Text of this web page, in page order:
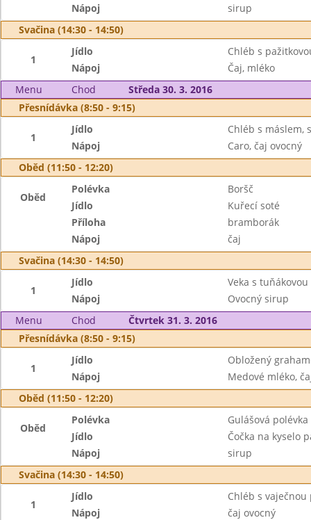
Nápoj
sirup
Svačina (14:30 - 14:50)
1
Jídlo
Chléb s
Nápoj
Čaj, mléko
Menu
Chod
Středa 30. 3. 2016
Přesnídávka (8:50 - 9:15)
1
Jídlo
Chléb s máslem,
Nápoj
Caro, čaj ovocný
Oběd (11:50 - 12:20)
Oběd
Polévka
Boršč
Jídlo
Kuřecí soté
Příloha
bramborák
Nápoj
čaj
Svačina (14:30 - 14:50)
1
Jídlo
Veka s
Nápoj
Ovocný sirup
Menu
Chod
Čtvrtek 31. 3. 2016
Přesnídávka (8:50 - 9:15)
1
Jídlo
Obložený
Nápoj
Medové mléko,
Oběd (11:50 - 12:20)
Oběd
Polévka
Gulášová polévka
Jídlo
Čočka na kyselo
Nápoj
sirup
Svačina (14:30 - 14:50)
1
Jídlo
Chléb s
Nápoj
čaj ovocný